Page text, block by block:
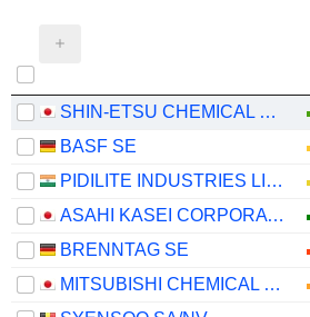
SHIN-ETSU CHEMICAL CO., LTD.
BASF SE
PIDILITE INDUSTRIES LIMITED
ASAHI KASEI CORPORATION
BRENNTAG SE
MITSUBISHI CHEMICAL GROUP CORPORATION